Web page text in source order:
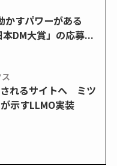
かすパワーがある
本DM大賞」の応募...
れるサイトへ ミツ
示すLLMO実装